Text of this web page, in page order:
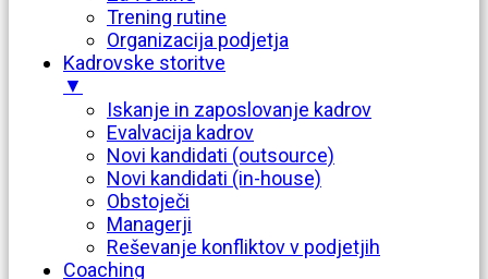
Trening rutine
Organizacija podjetja
Kadrovske storitve
▼
Iskanje in zaposlovanje kadrov
Evalvacija kadrov
Novi kandidati (outsource)
Novi kandidati (in-house)
Obstoječi
Managerji
Reševanje konfliktov v podjetjih
Coaching